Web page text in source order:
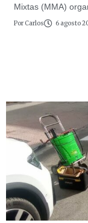
Mixtas (MMA)
Por Carlos 6 agosto